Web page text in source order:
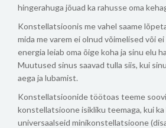
hingerahuga jõuad ka rahusse oma
Konstellatsioonis me vahel saame
mida me varem ei olnud võimelised või
energia leiab oma õige koha ja sinu elu
Muutused sinus saavad tulla siis, kui
aega ja lubamist.
Konstellatsioonide töötoas teeme
konstellatsioone isikliku teemaga, kui
universaalseid minikonstellatsioone